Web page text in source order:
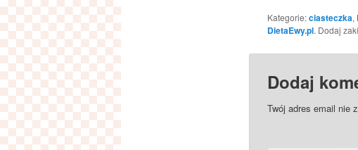
Kategorie:ciasteczka,
DietaEwy.pl. Dodaj
Dodaj
Twój adres email nie